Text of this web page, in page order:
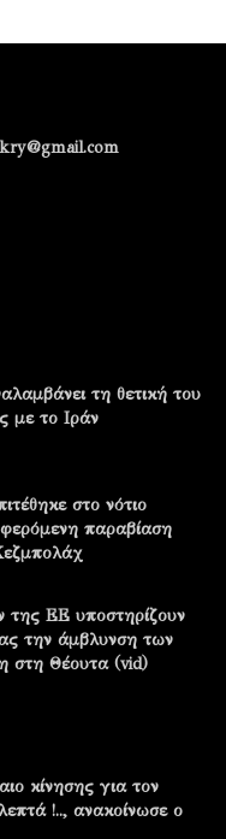
τη θετική του
με το Ιράν
στο νότιο
παραβίαση
της ΕΕ υποστηρίζουν
την άμβλυνση των
στη Θέουτα (vid)
κίνησης για τον
!.., ανακοίνωσε ο